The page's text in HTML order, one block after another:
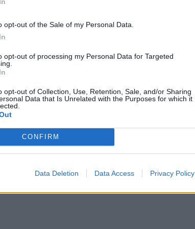
opt-out of the Sale of my Personal Data.
opt-out of processing my Personal Data for Targeted
opt-out of Collection, Use, Retention, Sale, and/or Sharing
Data that Is Unrelated with the Purposes for which it
CONFIRM
Data Deletion Data Access Privacy Policy
και θα σας κάνει ευτυχισμένους κατά την
Μέσα στην εβδομάδα δεν υπάρχουν πολλές
χαμογελαστοί, εκμεταλλευτείτε λοιπόν το
και να προσπαθείτε να επανέλθετε.
Όπως και να έχει, κάτι τέτοιο
του ύπνου σας και μετά θα πρέπει να
πολύ πιο δύσκολα. Απλά
είναι ικανοποιητικός.